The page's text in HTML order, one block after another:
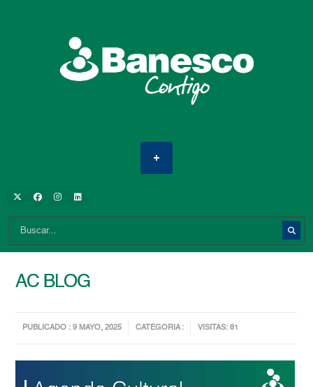
AC BLOG
PUBLICADO : 9 MAYO, 2025 CATEGORIA : VISITAS: 81